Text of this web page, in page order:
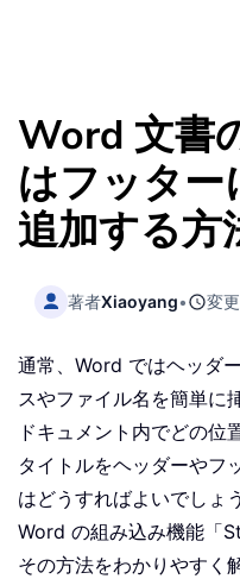
Word 文書
はフッタ
追加する方
著者Xiaoyang• 変
通常、Word ではヘッダ
スやファイル名を簡単に
ドキュメント内でどの位
タイトルをヘッダーやフ
はどうすればよいでしょ
Word の組み込み機能「
その方法をわかりやすく